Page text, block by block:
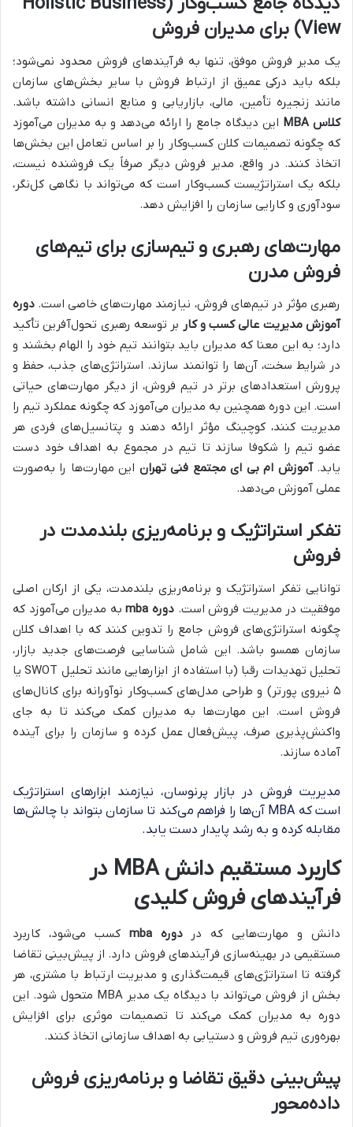
View) برای مدیران فروش
یک مدیر فروش موفق، تنها به فرآیندهای فروش محدود نمی‌شود؛
بلکه باید درکی عمیق از ارتباط فروش با سایر بخش‌های سازمان
مانند زنجیره تأمین، مالی، بازاریابی و منابع انسانی داشته باشد.
کلاس MBA
این دیدگاه جامع را ارائه می‌دهد و به مدیران می‌آموزد
که چگونه تصمیمات کلان کسب‌وکار را بر اساس تعامل این بخش‌ها
اتخاذ کنند. در واقع، مدیر فروش دیگر صرفاً یک فروشنده نیست،
بلکه یک استراتژیست کسب‌وکار است که می‌تواند با نگاهی کل‌نگر،
سودآوری و کارایی سازمان را افزایش دهد.
مهارت‌های رهبری و تیم‌سازی برای تیم‌های
فروش مدرن
رهبری مؤثر در تیم‌های فروش، نیازمند مهارت‌های خاصی است. دوره
آموزش مدیریت عالی کسب و کار بر توسعه رهبری تحول‌آفرین تأکید
دارد؛ به این معنا که مدیران باید بتوانند تیم خود را الهام بخشند و
در شرایط سخت، آن‌ها را توانمند سازند. استراتژی‌های جذب، حفظ و
پرورش استعدادهای برتر در تیم فروش، از دیگر مهارت‌های حیاتی
است. این دوره همچنین به مدیران می‌آموزد که چگونه عملکرد تیم را
مدیریت کنند، کوچینگ مؤثر ارائه دهند و پتانسیل‌های فردی هر
عضو تیم را شکوفا سازند تا تیم در مجموع به اهداف خود دست
یابد.آموزش ام بی ای مجتمع فنی تهران این مهارت‌ها را به‌صورت
عملی آموزش می‌دهد.
تفکر استراتژیک و برنامه‌ریزی بلندمدت در
فروش
توانایی تفکر استراتژیک و برنامه‌ریزی بلندمدت، یکی از ارکان اصلی
موفقیت در مدیریت فروش است. دوره mba
به مدیران می‌آموزد که
چگونه استراتژی‌های فروش جامع را تدوین کنند که با اهداف کلان
سازمان همسو باشد. این شامل شناسایی فرصت‌های جدید بازار،
تحلیل تهدیدات رقبا (با استفاده از ابزارهایی مانند تحلیل SWOT یا
۵ نیروی پورتر) و طراحی مدل‌های کسب‌وکار نوآورانه برای کانال‌های
فروش است. این مهارت‌ها به مدیران کمک می‌کند تا به جای
واکنش‌پذیری صرف، پیش‌فعال عمل کرده و سازمان را برای آینده
آماده سازند.
مدیریت فروش در بازار پرنوسان، نیازمند ابزارهای استراتژیک
است که MBA آن‌ها را فراهم می‌کند تا سازمان بتواند با چالش‌ها
مقابله کرده و به رشد پایدار دست یابد.
کاربرد مستقیم دانش MBA در
فرآیندهای فروش کلیدی
دانش و مهارت‌هایی که دردوره mba
کسب می‌شود، کاربرد
مستقیمی در بهینه‌سازی فرآیندهای فروش دارد. از پیش‌بینی تقاضا
گرفته تا استراتژی‌های قیمت‌گذاری و مدیریت ارتباط با مشتری، هر
بخش از فروش می‌تواند با دیدگاه یک مدیر MBA متحول شود. این
دوره به مدیران کمک می‌کند تا تصمیمات موثری برای افزایش
بهره‌وری تیم فروش و دستیابی به اهداف سازمانی اتخاذ کنند.
پیش‌بینی دقیق تقاضا و برنامه‌ریزی فروش
داده‌محور